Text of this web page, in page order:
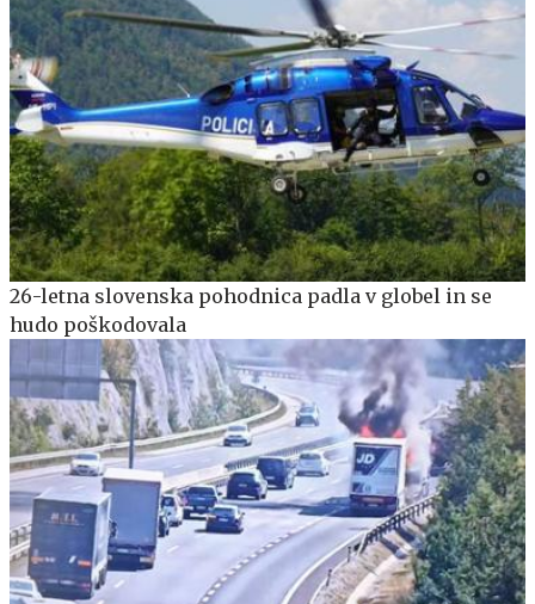
26-letna slovenska pohodnica padla v globel in se
hudo poškodovala